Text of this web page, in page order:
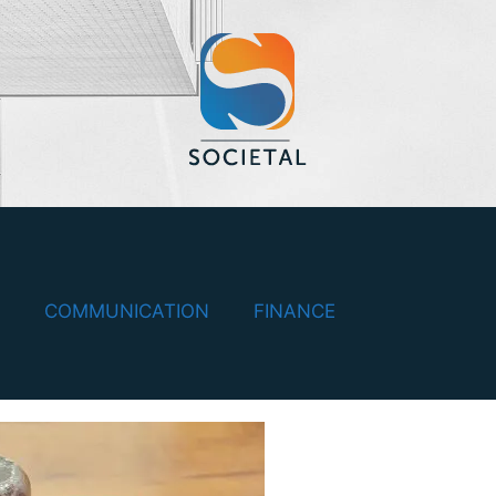
COMMUNICATION FINANCE